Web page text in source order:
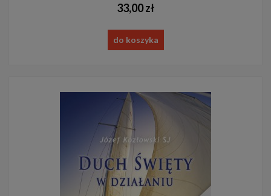
33,00 zł
do koszyka